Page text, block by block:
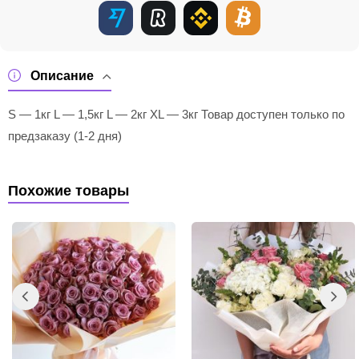
Описание
S — 1кг L — 1,5кг L — 2кг XL — 3кг Товар доступен только по
предзаказу (1-2 дня)
Похожие товары